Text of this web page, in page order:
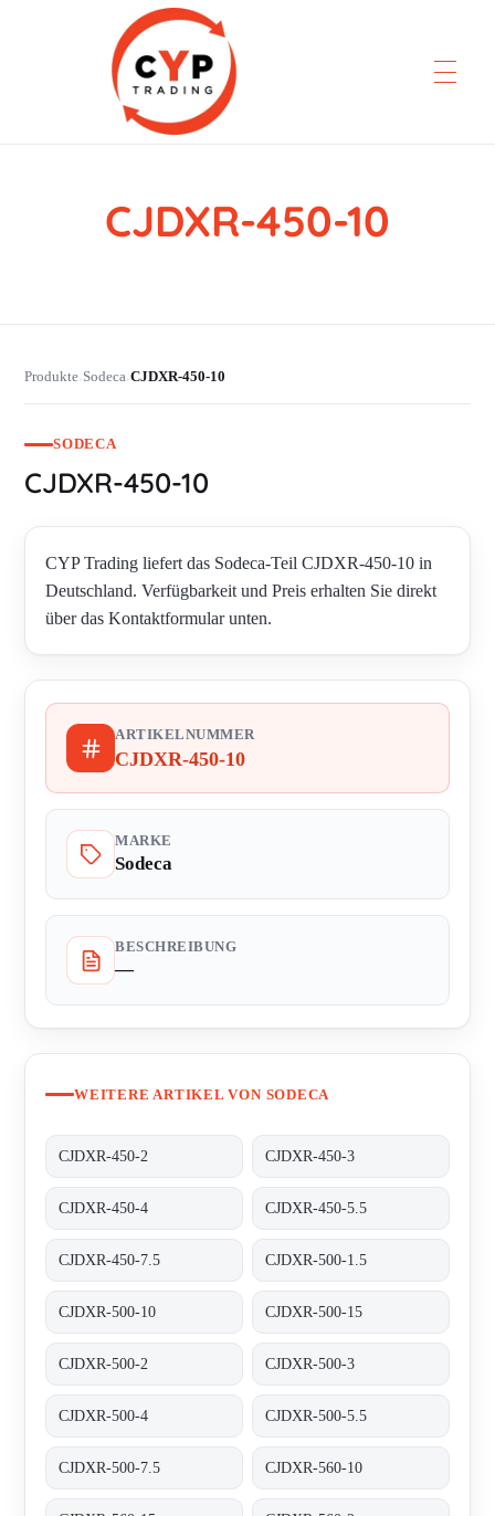
CYP Trading
Professionelle Ersatzteilbeschaffung
CJDXR-450-10
Produkte›Sodeca›CJDXR-450-10
SODECA
CJDXR-450-10
CYP Trading liefert das Sodeca-Teil CJDXR-450-10 in
Deutschland. Verfügbarkeit und Preis erhalten Sie direkt
über das Kontaktformular unten.
ARTIKELNUMMER
CJDXR-450-10
MARKE
Sodeca
BESCHREIBUNG
—
WEITERE ARTIKEL VON SODECA
CJDXR-450-2 CJDXR-450-3
CJDXR-450-4 CJDXR-450-5.5
CJDXR-450-7.5 CJDXR-500-1.5
CJDXR-500-10 CJDXR-500-15
CJDXR-500-2 CJDXR-500-3
CJDXR-500-4 CJDXR-500-5.5
CJDXR-500-7.5 CJDXR-560-10